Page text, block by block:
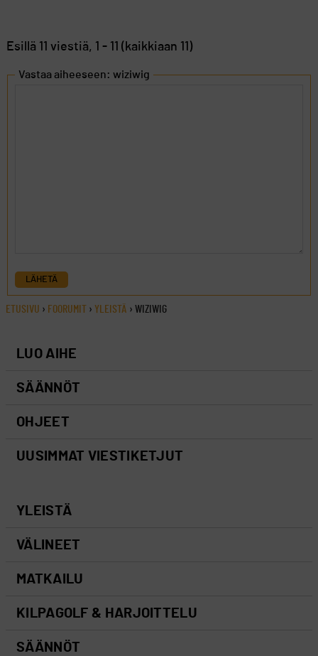
Esillä 11 viestiä, 1 - 11 (kaikkiaan 11)
Vastaa aiheeseen: wiziwig
LÄHETÄ
ETUSIVU › FOORUMIT › YLEISTÄ › WIZIWIG
LUO AIHE
SÄÄNNÖT
OHJEET
UUSIMMAT VIESTIKETJUT
YLEISTÄ
VÄLINEET
MATKAILU
KILPAGOLF & HARJOITTELU
SÄÄNNÖT